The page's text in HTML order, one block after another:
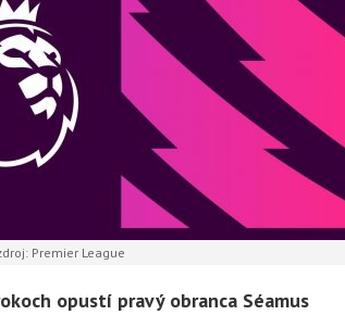
Premier League
opustí pravý obranca Séamus